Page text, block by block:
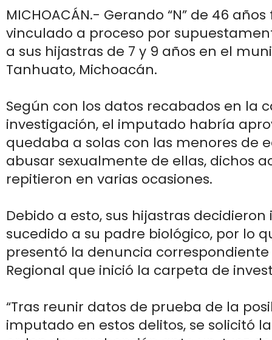
MICHOACÁN.- Gerando “N” de 46
vinculado a proceso por
a sus hijastras de 7 y 9 años en el
Tanhuato, Michoacán.
Según con los datos recabados en la
investigación, el imputado habría
quedaba a solas con las menores de
abusar sexualmente de ellas, dichos
repitieron en varias ocasiones.
Debido a esto, sus hijastras
sucedido a su padre biológico, por lo
presentó la denuncia
Regional que inició la carpeta de
“Tras reunir datos de prueba de la
imputado en estos delitos, se solicitó